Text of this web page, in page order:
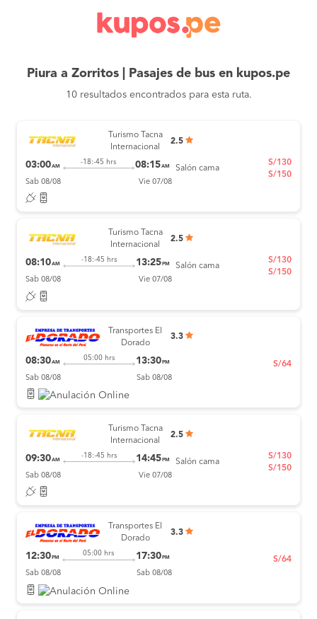
Piura a Zorritos | Pasajes de bus en kupos.pe
10 resultados encontrados para esta ruta.
Turismo Tacna
Internacional
2.5
03:00AM
-18:-45 hrs 08:15AM
Sab 08/08 Vie 07/08
Salón cama
S/130
S/150
Turismo Tacna
Internacional
2.5
08:10AM
-18:-45 hrs 13:25 PM
Sab 08/08 Vie 07/08
Salón cama
S/130
S/150
Transportes El
Dorado
3.3
08:30AM
05:00 hrs 13:30 PM
Sab 08/08 Sab 08/08
S/64
Turismo Tacna
Internacional
2.5
09:30AM
-18:-45 hrs 14:45 PM
Sab 08/08 Vie 07/08
Salón cama
S/130
S/150
Transportes El
Dorado
3.3
12:30 PM
05:00 hrs 17:30 PM
Sab 08/08 Sab 08/08
S/64